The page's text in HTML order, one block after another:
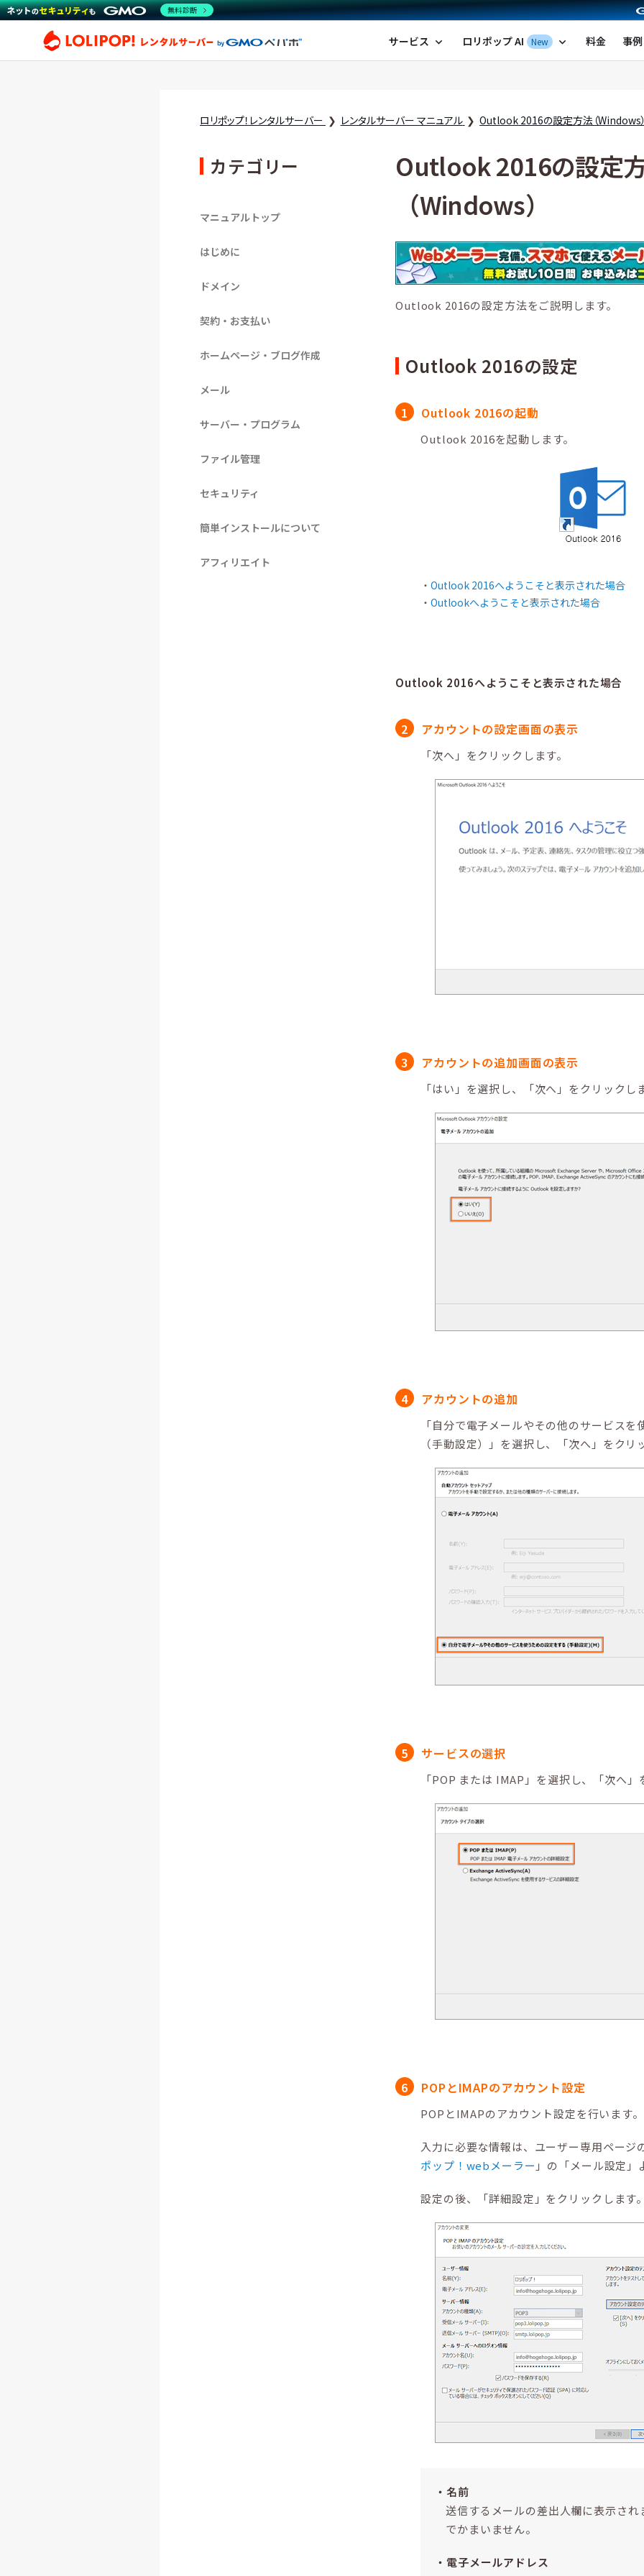
ロリポップ！レンタルサーバー by GMOペパボ
サービス expand_more ロリポップ AI New expand_more 料金 事例
ロリポップ！レンタルサーバー レンタルサーバー マニュアル Outlook 2016の設定方法（Windows
カテゴリー
マニュアルトップ
はじめに
ドメイン
契約・お支払い
ホームページ・ブログ作成
メール
サーバー・プログラム
ファイル管理
セキュリティ
簡単インストールについて
アフィリエイト
Outlook 2016の設定
（Windows）
Outlook 2016の設定方法をご説明します。
Outlook 2016の設定
Outlook 2016の起動
Outlook 2016を起動します。
Outlook 2016へようこそと表示された場合
Outlookへようこそと表示された場合
Outlook 2016へようこそと表示された場合
アカウントの設定画面の表示
「次へ」をクリックします。
アカウントの追加画面の表示
「はい」を選択し、「次へ」をクリックし
アカウントの追加
「自分で電子メールやその他のサービス
（手動設定）」を選択し、「次へ」をクリ
サービスの選択
「POP または IMAP」を選択し、「次へ
POPとIMAPのアカウント設定
POPとIMAPのアカウント設定を行います。
入力に必要な情報は、ユーザー専用ページ
ポップ！webメーラー 」の「メール設定
設定の後、「詳細設定」をクリックします
名前
送信するメールの差出人欄に表示され
でかまいません。
電子メールアドレス
無料診断